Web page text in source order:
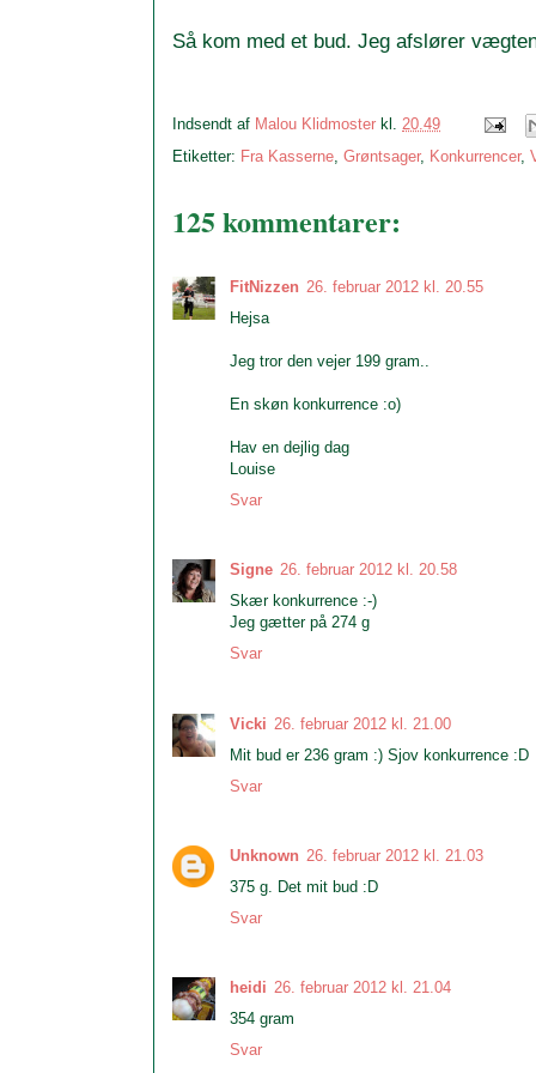
Så kom med et bud. Jeg afslører
Indsendt af Malou Klidmoster kl. 20.49
Etiketter: Fra Kasserne, Grøntsager, Konkurrencer,
125 kommentarer:
FitNizzen 26. februar 2012 kl. 20.55
Hejsa
Jeg tror den vejer 199 gram..
En skøn konkurrence :o)
Hav en dejlig dag
Louise
Svar
Signe 26. februar 2012 kl. 20.58
Skær konkurrence :-)
Jeg gætter på 274 g
Svar
Vicki 26. februar 2012 kl. 21.00
Mit bud er 236 gram :) Sjov konkurrence :D
Svar
Unknown 26. februar 2012 kl. 21.03
375 g. Det mit bud :D
Svar
heidi 26. februar 2012 kl. 21.04
354 gram
Svar